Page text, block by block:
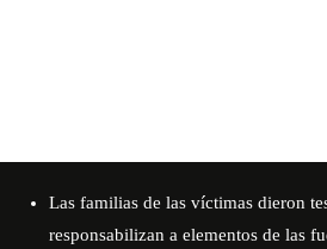
Las familias de las víctimas dieron
responsabilizan a elementos de las